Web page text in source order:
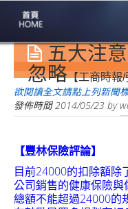
專業豐林
Professional
保險大家談
1386集
第一品牌
關於豐林
About
五大注
忽略【工商時報
欲閱讀全文請點上列新聞
發佈時間2014/05/23 by
【豐林保險評論】
目前24000的扣除額除
公司銷售的健康保險
總額不能超過24000的